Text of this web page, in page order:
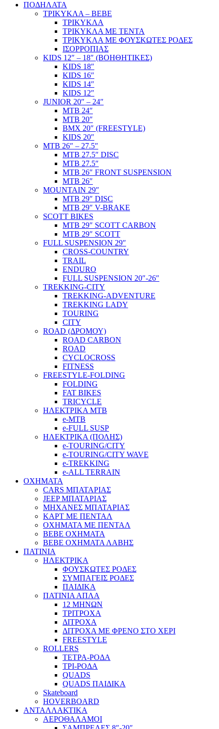
ΠΟΔΗΛΑΤΑ
ΤΡΙΚΥΚΛΑ – BEBE
ΤΡΙΚΥΚΛΑ
ΤΡΙΚΥΚΛΑ ΜΕ ΤΕΝΤΑ
ΤΡΙΚΥΚΛΑ ΜΕ ΦΟΥΣΚΩΤΕΣ ΡΟΔΕΣ
ΙΣΟΡΡΟΠΙΑΣ
KIDS 12″ – 18″ (ΒΟΗΘΗΤΙΚΕΣ)
KIDS 18″
KIDS 16″
KIDS 14″
KIDS 12″
JUNIOR 20″ – 24″
MTB 24″
MTB 20″
BMX 20″ (FREESTYLE)
KIDS 20″
MTB 26″ – 27.5″
MTB 27.5″ DISC
MTB 27.5″
MTB 26″ FRONT SUSPENSION
MTB 26″
MOUNTAIN 29″
MTB 29″ DISC
MTB 29″ V-BRAKE
SCOTT BIKES
MTB 29″ SCOTT CARBON
MTB 29″ SCOTT
FULL SUSPENSION 29″
CROSS-COUNTRY
TRAIL
ENDURO
FULL SUSPENSION 20″-26″
TREKKING-CITY
TREKKING-ADVENTURE
TREKKING LADY
TOURING
CITY
ROAD (ΔΡΟΜΟΥ)
ROAD CARBON
ROAD
CYCLOCROSS
FITNESS
FREESTYLE-FOLDING
FOLDING
FAT BIKES
TRICYCLE
ΗΛΕΚΤΡΙΚΑ MTB
e-MTB
e-FULL SUSP
ΗΛΕΚΤΡΙΚΑ (ΠΟΛΗΣ)
e-TOURING/CITY
e-TOURING/CITY WAVE
e-TREKKING
e-ALL TERRAIN
ΟΧΗΜΑΤΑ
CARS ΜΠΑΤΑΡΙΑΣ
JEEP ΜΠΑΤΑΡΙΑΣ
ΜΗΧΑΝΕΣ ΜΠΑΤΑΡΙΑΣ
ΚΑΡΤ ΜΕ ΠΕΝΤΑΛ
ΟΧΗΜΑΤΑ ΜΕ ΠΕΝΤΑΛ
BEBE ΟΧΗΜΑΤΑ
BEBE ΟΧΗΜΑΤΑ ΛΑΒΗΣ
ΠΑΤΙΝΙΑ
ΗΛΕΚΤΡΙΚΑ
ΦΟΥΣΚΩΤΕΣ ΡΟΔΕΣ
ΣΥΜΠΑΓΕΙΣ ΡΟΔΕΣ
ΠΑΙΔΙΚΑ
ΠΑΤΙΝΙΑ ΑΠΛΑ
12 ΜΗΝΩΝ
ΤΡΙΤΡΟΧΑ
ΔΙΤΡΟΧΑ
ΔΙΤΡΟΧΑ ΜΕ ΦΡΕΝΟ ΣΤΟ ΧΕΡΙ
FREESTYLE
ROLLERS
ΤΕΤΡΑ-ΡΟΔΑ
ΤΡΙ-ΡΟΔΑ
QUADS
QUADS ΠΑΙΔΙΚΑ
Skateboard
HOVERBOARD
ΑΝΤΑΛΛΑΚΤΙΚΑ
ΑΕΡΟΘΑΛΑΜΟΙ